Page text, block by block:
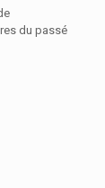
du passé